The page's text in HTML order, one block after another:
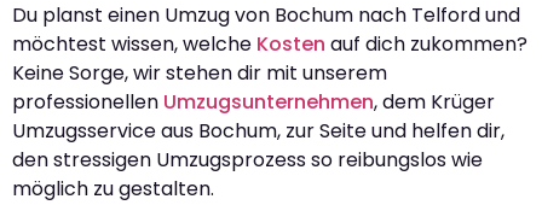
Du planst einen Umzug von Bochum nach Telford und
möchtest wissen, welche Kosten auf dich zukommen?
Keine Sorge, wir stehen dir mit unserem
professionellen Umzugsunternehmen, dem Krüger
Umzugsservice aus Bochum, zur Seite und helfen dir,
den stressigen Umzugsprozess so reibungslos wie
möglich zu gestalten.